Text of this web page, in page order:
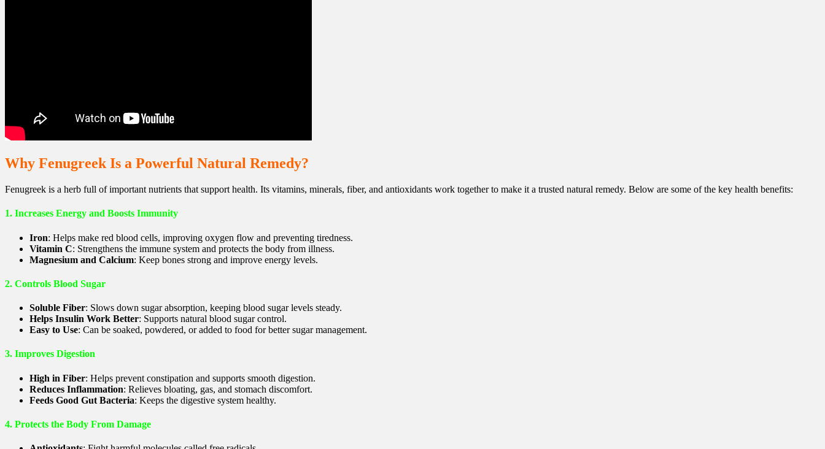
Why Fenugreek Is a Powerful Natural Remedy?
Fenugreek is a herb full of important nutrients that support health. Its vitamins, minerals, fiber, and antioxidants work together to make it a trusted natural remedy. Below are some of the key health benefits:
1. Increases Energy and Boosts Immunity
Iron: Helps make red blood cells, improving oxygen flow and preventing tiredness.
Vitamin C: Strengthens the immune system and protects the body from illness.
Magnesium and Calcium: Keep bones strong and improve energy levels.
2. Controls Blood Sugar
Soluble Fiber: Slows down sugar absorption, keeping blood sugar levels steady.
Helps Insulin Work Better: Supports natural blood sugar control.
Easy to Use: Can be soaked, powdered, or added to food for better sugar management.
3. Improves Digestion
High in Fiber: Helps prevent constipation and supports smooth digestion.
Reduces Inflammation: Relieves bloating, gas, and stomach discomfort.
Feeds Good Gut Bacteria: Keeps the digestive system healthy.
4. Protects the Body From Damage